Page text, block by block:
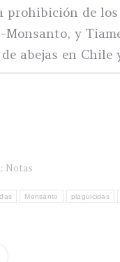
prohibición de
y
abejas en Chile
Notas
Monsanto plaguicidas